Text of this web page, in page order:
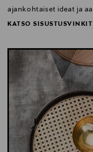
ajankohtaiset ideat ja
KATSO SISUSTUSVINKIT
KATSO